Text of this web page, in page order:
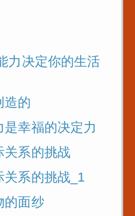
力决定你的生活
造的
幸福的决定力
关系的挑战
关系的挑战_1
的面纱